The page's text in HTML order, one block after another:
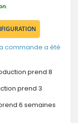
commande a été
prend 8
prend 3
6 semaines